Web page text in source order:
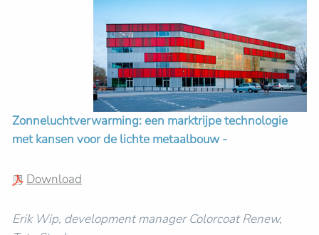
Zonneluchtverwarming: een marktrijpe technologie
met kansen voor de lichte metaalbouw -
Download
Erik Wip, development manager Colorcoat Renew,